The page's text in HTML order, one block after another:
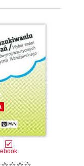
ebook